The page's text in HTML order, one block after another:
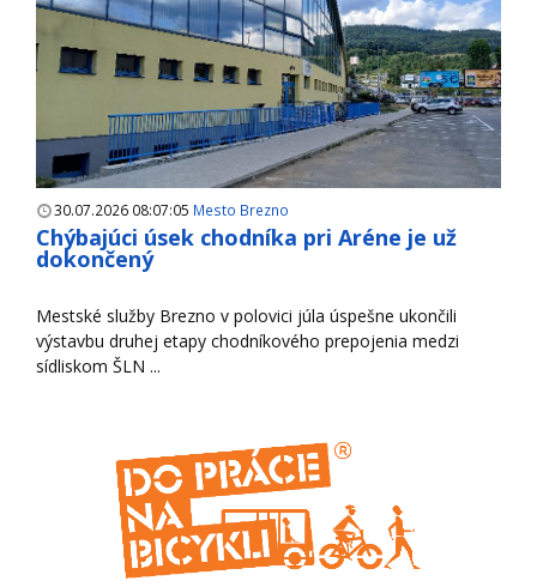
30.07.2026 08:07:05 Mesto Brezno
Chýbajúci úsek chodníka pri Aréne je už
dokončený
Mestské služby Brezno v polovici júla úspešne ukončili
výstavbu druhej etapy chodníkového prepojenia medzi
sídliskom ŠLN ...